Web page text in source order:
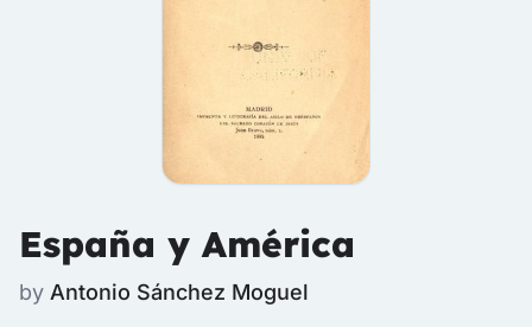
España y América
by Antonio Sánchez Moguel